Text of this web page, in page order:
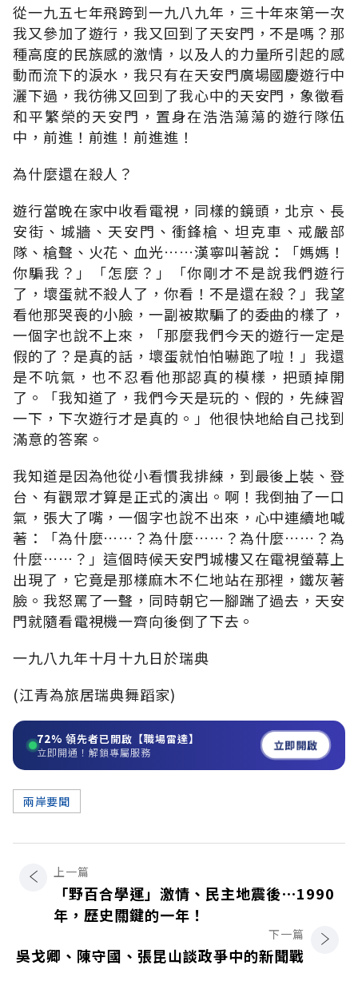
從一九五七年飛跨到一九八九年，三十年來第一次
我又參加了遊行，我又回到了天安門，不是嗎？那
種高度的民族感的激情，以及人的力量所引起的感
動而流下的淚水，我只有在天安門廣場國慶遊行中
灑下過，我彷彿又回到了我心中的天安門，象徵看
和平繁榮的天安門，置身在浩浩蕩蕩的遊行隊伍
中，前進！前進！前進進！
為什麼還在殺人？
遊行當晚在家中收看電視，同樣的鏡頭，北京、長
安街、城牆、天安門、衝鋒槍、坦克車、戒嚴部
隊、槍聲、火花、血光……漢寧叫著說：「媽媽！
你騙我？」「怎麼？」「你剛才不是說我們遊行
了，壞蛋就不殺人了，你看！不是還在殺？」我望
看他那哭喪的小臉，一副被欺騙了的委曲的樣了，
一個字也說不上來，「那麼我們今天的遊行一定是
假的了？是真的話，壞蛋就怕怕嚇跑了啦！」我還
是不吭氣，也不忍看他那認真的模樣，把頭掉開
了。「我知道了，我們今天是玩的、假的，先練習
一下，下次遊行才是真的。」他很快地給自己找到
滿意的答案。
我知道是因為他從小看慣我排練，到最後上裝、登
台、有觀眾才算是正式的演出。啊！我倒抽了一口
氣，張大了嘴，一個字也說不出來，心中連續地喊
著：「為什麼……？為什麼……？為什麼……？為
什麼……？」這個時候天安門城樓又在電視螢幕上
出現了，它竟是那樣麻木不仁地站在那裡，鐵灰著
臉。我怒罵了一聲，同時朝它一腳踹了過去，天安
門就隨看電視機一齊向後倒了下去。
一九八九年十月十九日於瑞典
(江青為旅居瑞典舞蹈家)
72% 領先者已開啟【職場雷達】
立即開通！解鎖專屬服務 立即開啟
兩岸要聞
上一篇
「野百合學運」激情、民主地震後⋯1990
年，歷史關鍵的一年！
下一篇
吳戈卿、陳守國、張昆山談政爭中的新聞戰